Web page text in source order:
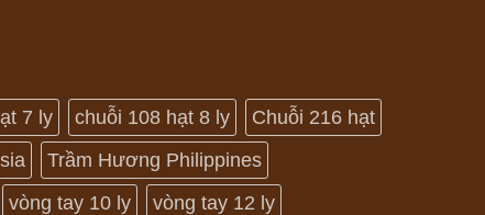
7 ly chuỗi 108 hạt 8 ly
Chuỗi 216 hạt
Trầm Hương Philippines
vòng tay 10 ly
vòng tay 12 ly